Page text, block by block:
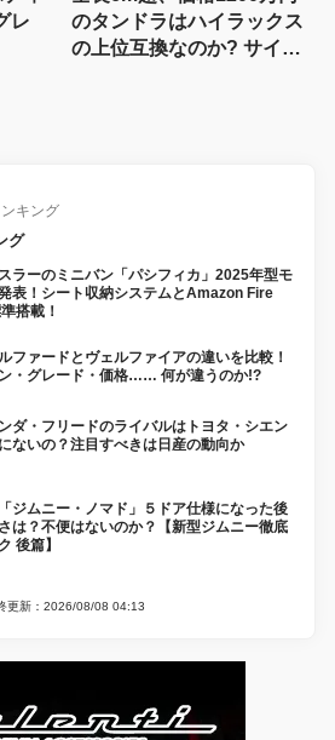
レ
のタンドラはハイラックス
の上位互換なのか? サイ
キング
グ
ラーのミニバン「パシフィカ」2025年型モ
表！シート収納システムとAmazon Fire
搭載！
ファードとヴェルファイアの違いを比較！
・グレード・価格…… 何が違うのか!?
ダ・フリードのライバルはトヨタ・シエン
ないの？注目すべきは日産の動向か
ジムニー・ノマド」５ドア仕様になった後
は？不便はないのか？【新型ジムニー徹底
後篇】
更新：2026/08/08 04:13